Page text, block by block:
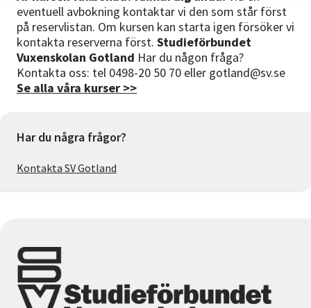
eventuell avbokning kontaktar vi den som står först
på reservlistan. Om kursen kan starta igen försöker vi
kontakta reserverna först. Studieförbundet
Vuxenskolan Gotland Har du någon fråga?
Kontakta oss: tel 0498-20 50 70 eller gotland@sv.se
Se alla våra kurser >>
Har du några frågor?
Kontakta SV Gotland